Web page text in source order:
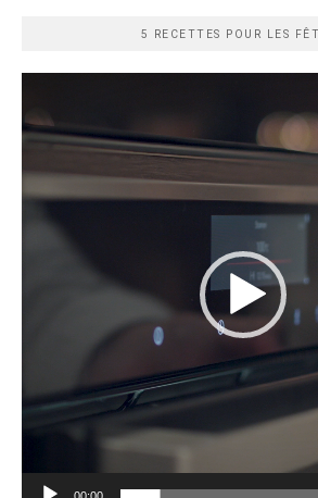
5 RECETTES POUR LES